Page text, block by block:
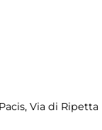
Via di Ripetta